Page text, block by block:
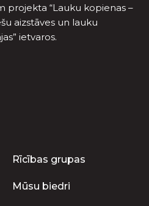
projekta “Lauku kopienas –
aizstāves un lauku
ietvaros.
Rīcības grupas
Mūsu biedri